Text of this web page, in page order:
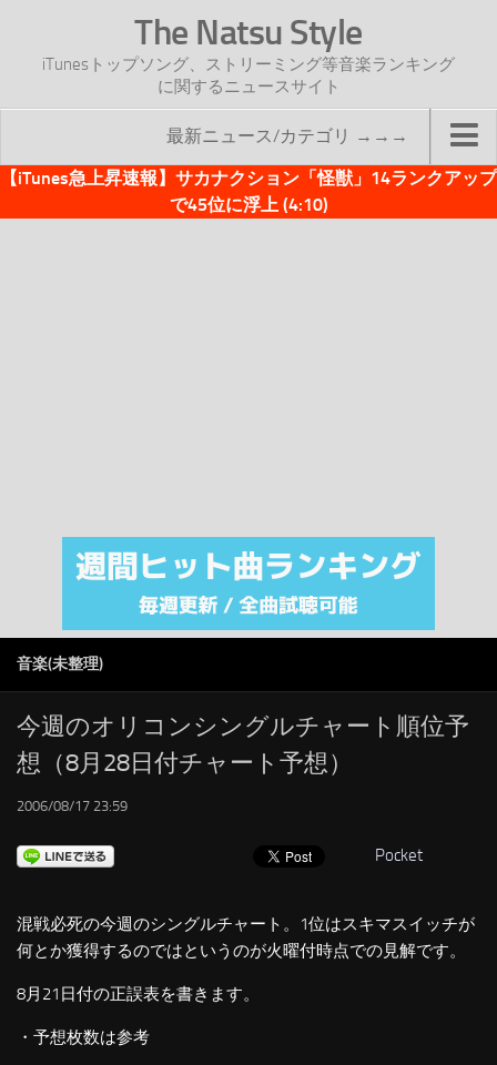
The Natsu Style
iTunesトップソング、ストリーミング等音楽ランキング
に関するニュースサイト
最新ニュース/カテゴリ →→→
TOP
注目カテゴリ
オリジナルiTunes週間トップソング
RSS
LINKS
【iTunes急上昇速報】サカナクション「怪獣」14ランクアップ
で45位に浮上 (4:10)
音楽(未整理)
今週のオリコンシングルチャート順位予
想（8月28日付チャート予想）
2006/08/17 23:59
Pocket
混戦必死の今週のシングルチャート。1位はスキマスイッチが
何とか獲得するのではというのが火曜付時点での見解です。
8月21日付の正誤表を書きます。
・予想枚数は参考